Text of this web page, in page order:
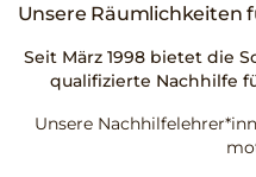
Unsere Räumlichkeiten
Seit März 1998 bietet die
qualifizierte Nachhilfe
Unsere